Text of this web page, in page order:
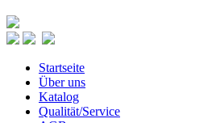
Startseite
Über uns
Katalog
Qualität/Service